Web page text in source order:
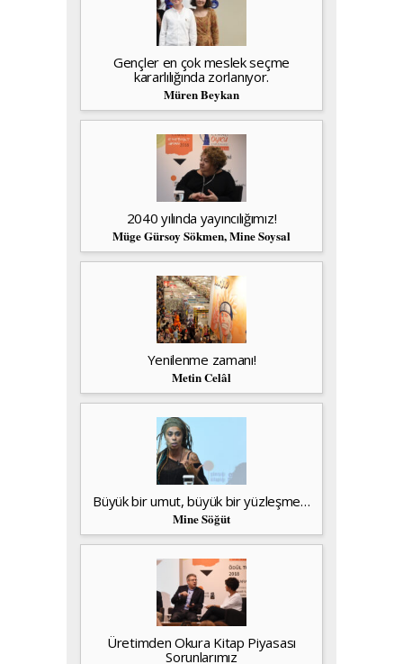
Gençler en çok meslek seçme
kararlılığında zorlanıyor.
Müren Beykan
2040 yılında yayıncılığımız!
Müge Gürsoy Sökmen, Mine Soysal
Yenilenme zamanı!
Metin Celâl
Büyük bir umut, büyük bir yüzleşme…
Mine Söğüt
Üretimden Okura Kitap Piyasası
Sorunlarımız